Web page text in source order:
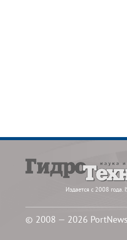
Издается с 2008 года.
© 2008 — 2026 PortNews